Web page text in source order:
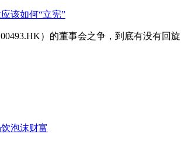
该如何“立宪”
）的董事会之争，到底有没有回
泡沫财富